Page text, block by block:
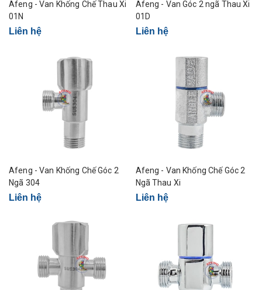
Afeng - Van Khống Chế Thau Xi
01N
Liên hệ
Afeng - Van Góc 2 ngã Thau Xi
01D
Liên hệ
Afeng - Van Khống Chế Góc 2
Ngã 304
Liên hệ
Afeng - Van Khống Chế Góc 2
Ngã Thau Xi
Liên hệ